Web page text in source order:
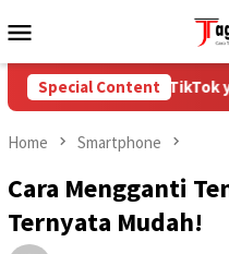
to
Menu
Special Content
Mengatasi Akun TikTok
Home Smartphone
Cara Mengganti
Ternyata Mudah!